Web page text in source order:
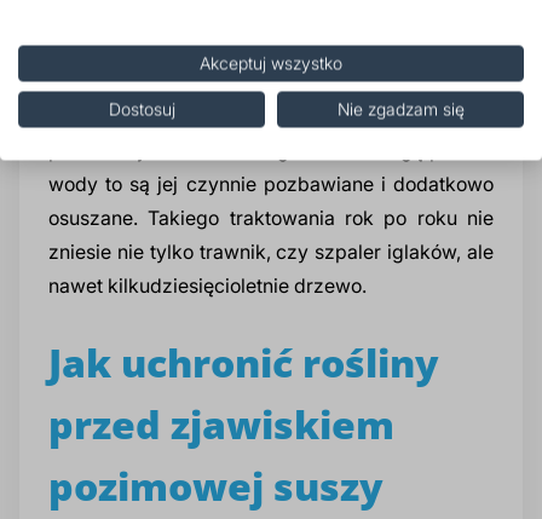
ośrodka o niższym potencja czyli z korzeni do
ośrodka o wyższym potencjale czyli do gleby. W
ten sposób nie dość, że rośliny w silnie zasolonej
wody to są jej czynnie pozbawiane i dodatkowo
osuszane. Takiego traktowania rok po roku nie
zniesie nie tylko trawnik, czy szpaler iglaków, ale
nawet kilkudziesięcioletnie drzewo.
Jak uchronić rośliny
przed zjawiskiem
pozimowej suszy
Akceptuj wszystko
Dostosuj Nie zgadzam się